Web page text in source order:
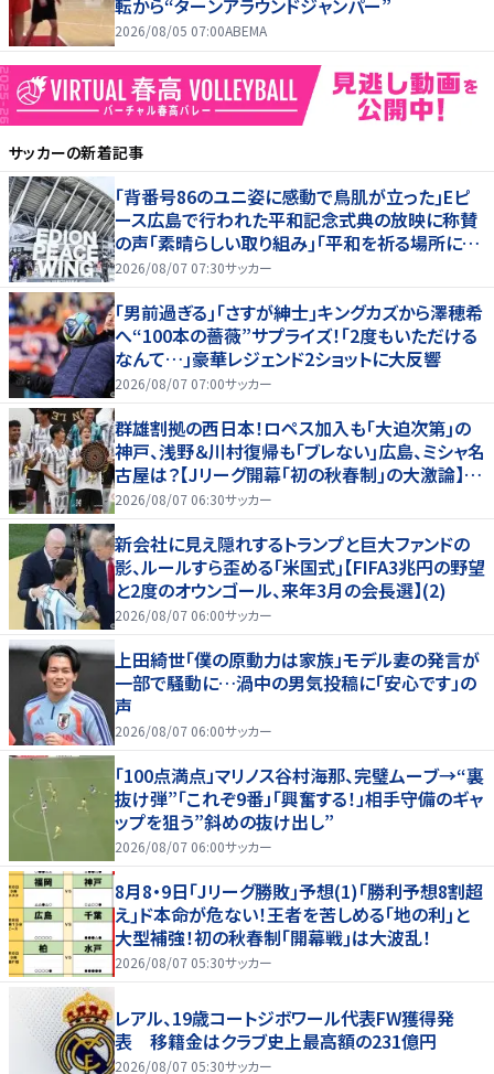
転から“ターンアラウンドジャンパー”
2026/08/05 07:00ABEMA
サッカーの新着記事
｢背番号86のユニ姿に感動で鳥肌が立った｣Eピ
ース広島で行われた平和記念式典の放映に称賛
の声｢素晴らしい取り組み｣｢平和を祈る場所に相
応しい｣
2026/08/07 07:30サッカー
｢男前過ぎる｣｢さすが紳士｣キングカズから澤穂希
へ“100本の薔薇”サプライズ！｢2度もいただける
なんて…｣豪華レジェンド2ショットに大反響
2026/08/07 07:00サッカー
群雄割拠の西日本！ロペス加入も｢大迫次第｣の
神戸、浅野＆川村復帰も｢ブレない｣広島、ミシャ名
古屋は？【Jリーグ開幕｢初の秋春制｣の大激論】
(2)
2026/08/07 06:30サッカー
新会社に見え隠れするトランプと巨大ファンドの
影、ルールすら歪める｢米国式｣【FIFA3兆円の野望
と2度のオウンゴール、来年3月の会長選】(2)
2026/08/07 06:00サッカー
上田綺世「僕の原動力は家族」モデル妻の発言が
一部で騒動に…渦中の男気投稿に「安心です」の
声
2026/08/07 06:00サッカー
「100点満点」マリノス谷村海那、完璧ムーブ→“裏
抜け弾”「これぞ9番」「興奮する！」相手守備のギャ
ップを狙う”斜めの抜け出し”
2026/08/07 06:00サッカー
8月8・9日｢Jリーグ勝敗｣予想(1)｢勝利予想8割超
え｣ド本命が危ない！王者を苦しめる｢地の利｣と
大型補強！初の秋春制｢開幕戦｣は大波乱！
2026/08/07 05:30サッカー
レアル、19歳コートジボワール代表FW獲得発
表 移籍金はクラブ史上最高額の231億円
2026/08/07 05:30サッカー